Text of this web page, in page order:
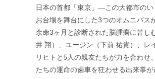
日本の首都「東京」―この大都市のい
お台場を舞台にした3つのオムニバス
余命3ヶ月と診断された脳腫瘍に苦し
井 翔）、ユージン（下前 祐貴）、レ
リヒトと5人の親友たちが力を合わ
たちの運命の歯車を狂わせる出来事